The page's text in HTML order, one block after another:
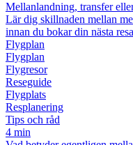
Mellanlandning, transfer
Lär dig skillnaden mellan
innan du bokar din nästa resa
Flygplan
Flygplan
Flygresor
Reseguide
Flygplats
Resplanering
Tips och råd
4 min